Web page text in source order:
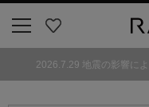
気
2026.7.29 地震の影響に